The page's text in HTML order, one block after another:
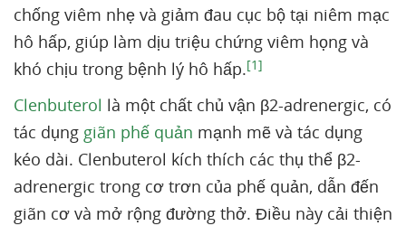
chống viêm nhẹ và giảm đau cục bộ tại niêm mạc
hô hấp, giúp làm dịu triệu chứng viêm họng và
khó chịu trong bệnh lý hô hấp.[1]
Clenbuterol là một chất chủ vận β2-adrenergic, có
tác dụng giãn phế quản mạnh mẽ và tác dụng
kéo dài. Clenbuterol kích thích các thụ thể β2-
adrenergic trong cơ trơn của phế quản, dẫn đến
giãn cơ và mở rộng đường thở. Điều này cải thiện